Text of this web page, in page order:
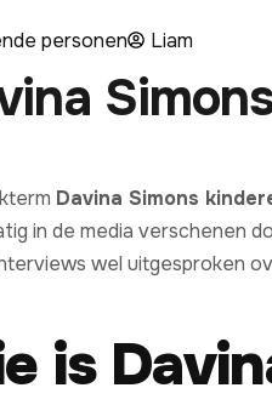
personen Liam
Davina Simons
in de media verschenen
wel uitgesproken
is